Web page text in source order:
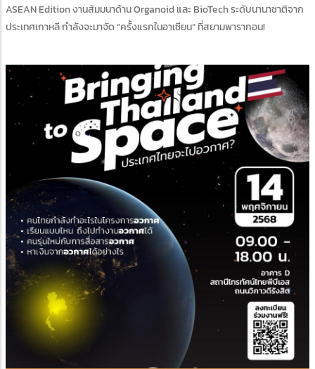
ASEAN Edition งานสัมมนาด้าน Organoid และ BioTech ระดับนานาชาติจาก
ประเทศเกาหลี กำลังจะมาจัด “ครั้งแรกในอาเซียน” ที่สยามพารากอน!